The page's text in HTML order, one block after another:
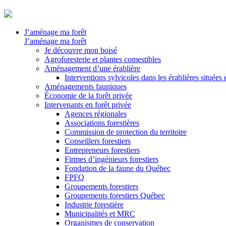
J’aménage ma forêt
J’aménage ma forêt
Je découvre mon boisé
Agroforesterie et plantes comestibles
Aménagement d’une érablière
Interventions sylvicoles dans les érablières situées
Aménagements fauniques
Économie de la forêt privée
Intervenants en forêt privée
Agences régionales
Associations forestières
Commission de protection du territoire
Conseillers forestiers
Entrepreneurs forestiers
Firmes d’ingénieurs forestiers
Fondation de la faune du Québec
FPFQ
Groupements forestiers
Groupements forestiers Québec
Industrie forestière
Municipalités et MRC
Organismes de conservation